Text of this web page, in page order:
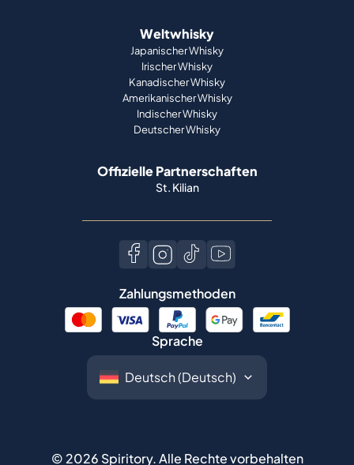
Weltwhisky
Japanischer Whisky
Irischer Whisky
Kanadischer Whisky
Amerikanischer Whisky
Indischer Whisky
Deutscher Whisky
Offizielle Partnerschaften
St. Kilian
Zahlungsmethoden
Sprache
© 2026 Spiritory.Alle Rechte vorbehalten